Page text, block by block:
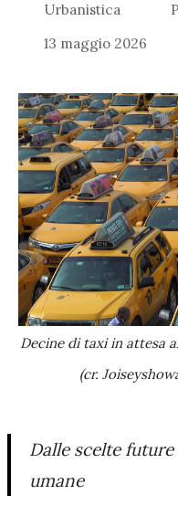
Urbanistica
13 maggio 2026
Decine di taxi in attesa
(cr.
Dalle scelte
umane